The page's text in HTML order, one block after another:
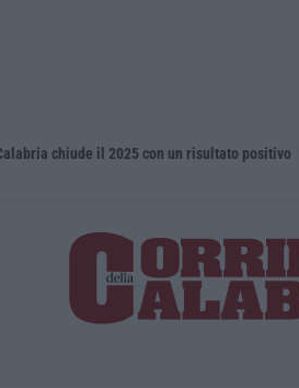
chiude il 2025 con un risultato positivo